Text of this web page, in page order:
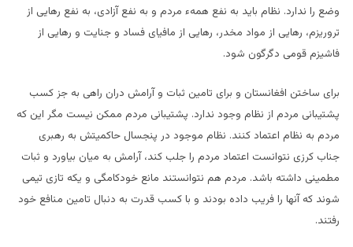
وضع را ندارد. نظام باید به نفع همهء مردم و به نفع آزادی، به نفع رهایی از
تروریزم، رهایی از مواد مخدر، رهایی از مافیای فساد و جنایت و رهایی از
فاشیزم قومی دگرگون شود.
برای ساختن افغانستان و برای تامین ثبات و آرامش دران راهی به جز کسب
پشتیبانی مردم از نظام وجود ندارد. پشتیبانی مردم ممکن نیست مگر این که
مردم به نظام اعتماد کنند. نظام موجود در پنجسال حاکمیتش به رهبری
جناب کرزی نتوانست اعتماد مردم را جلب کند، آرامش به میان بیاورد و ثبات
مطمینی داشته باشد. مردم هم نتوانستند مانع خودکامگی و یکه تازی تیمی
شوند که آنها را فریب داده بودند و با کسب قدرت به دنبال تامین منافع خود
رفتند.